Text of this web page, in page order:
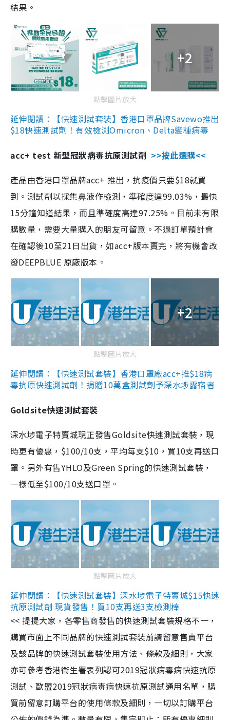
結果。
+2
點擊圖片放大
延伸閱讀：【快速測試套裝】香港口罩品牌Savewo推出
$18快速測試劑！有效檢測Omicron、Delta變種病毒
acc+ test 新型冠狀病毒抗原測試劑 >>按此選購<<
產品由香港口罩品牌acc+ 推出，抗疫價只要$18就買
到。測試劑以採集鼻液作檢測，準確度達99.03%，最快
15分鐘知道結果，而且準確度高達97.25%。目前未有限
購數量，需要大量購入的朋友可留意。不過訂單預計會
在確認後10至21日出貨，如acc+版本賣完，將有機會改
發DEEPBLUE 原廠版本。
+2
點擊圖片放大
延伸閱讀：【快速測試套裝】香港口罩廠acc+推$18病
毒抗原快速測試劑！捐贈10萬盒測試劑予深水埗露宿者
Goldsite快速測試套裝
深水埗電子特賣城現正發售Goldsite快速測試套裝，現
時更有優惠，$100/10支，平均每支$10，買10支再送口
罩。另外有售YHLO及Green Spring的快速測試套裝，
一樣低至$100/10支送口罩。
點擊圖片放大
延伸閱讀：【快速測試套裝】深水埗電子特賣城$15快速
抗原測試劑 現貨發售！買10支再送3支檢測棒
<< 提提大家，各零售商發售的快速測試套裝規格不一，
購買市面上不同品牌的快速測試套裝前請留意售賣平台
及該品牌的快速測試套裝使用方法、條款及細則，大家
亦可參考香港衞生署表列認可2019冠狀病毒病快速抗原
測試、歐盟2019冠狀病毒病快速抗原測試通用名單，購
買前留意訂購平台的使用條款及細則，一切以訂購平台